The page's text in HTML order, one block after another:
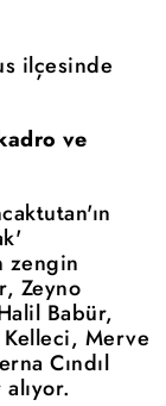
ilçesinde
ve
zengin
Zeyno
Babür,
Merve
Cındıl